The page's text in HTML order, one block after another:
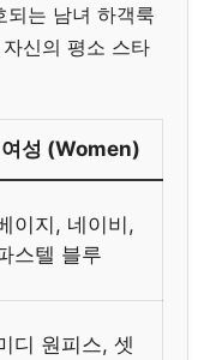
는 남녀 하객룩
신의 평소 스타
여성 (Women)
이지, 네이비,
스텔 블루
디 원피스, 셋